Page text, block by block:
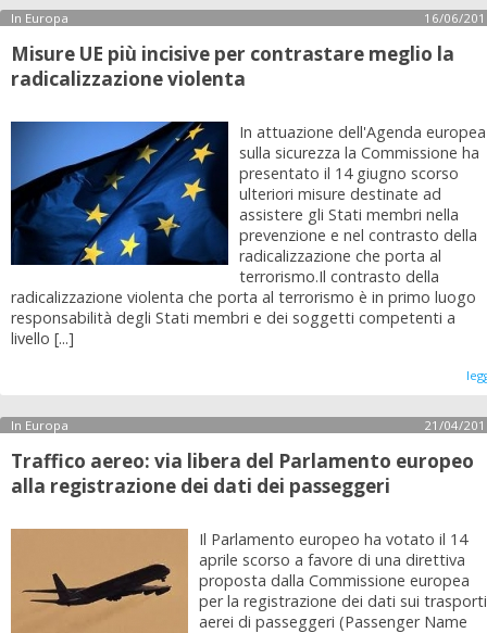
In Europa 16/06/
Misure UE più incisive per contrastare meglio la
radicalizzazione violenta
In attuazione dell'Agenda europea
sulla sicurezza la Commissione ha
presentato il 14 giugno scorso
ulteriori misure destinate ad
assistere gli Stati membri nella
prevenzione e nel contrasto della
radicalizzazione che porta al
terrorismo.Il contrasto della
radicalizzazione violenta che porta al terrorismo è in primo luogo
responsabilità degli Stati membri e dei soggetti competenti a
livello [...]
In Europa 21/04/
Traffico aereo: via libera del Parlamento europeo
alla registrazione dei dati dei passeggeri
Il Parlamento europeo ha votato il 14
aprile scorso a favore di una direttiva
proposta dalla Commissione europea
per la registrazione dei dati sui trasporti
aerei di passeggeri (Passenger Name